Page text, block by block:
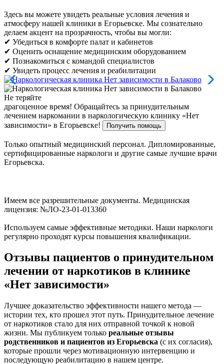
Здесь вы можете увидеть реальные условия лечения и
атмосферу нашей клиники в Егорьевске. Мы сознательно
делаем акцент на прозрачность, чтобы вы могли:
✔ Убедиться в комфорте палат и кабинетов
✔ Оценить оснащение медицинским оборудованием
✔ Познакомиться с командой специалистов
✔ Увидеть процесс лечения и реабилитации
Не теряйте
драгоценное время! Обращайтесь за принудительным
лечением наркомании в наркологическую клинику «Нет
зависимости» в Егорьевске!
Получить помощь
Только опытный медицинский персонал. Дипломированные,
сертифицированные наркологи и другие самые лучшие врачи
Егорьевска.
Имеем все разрешительные документы. Медицинская
лицензия: №ЛО-23-01-013360
Используем самые эффективные методики. Наши наркологи
регулярно проходят курсы повышения квалификации.
Отзывы пациентов о принудительном
лечении от наркотиков в клинике
«Нет зависимости»
Лучшее доказательство эффективности нашего метода —
истории тех, кто прошел этот путь. Принудительное лечение
от наркотиков стало для них отправной точкой к новой
жизни. Мы публикуем только реальные отзывы
родственников и пациентов из Егорьевска (с их согласия),
которые прошли через мотивационную интервенцию и
последующую реабилитацию в нашем центре.